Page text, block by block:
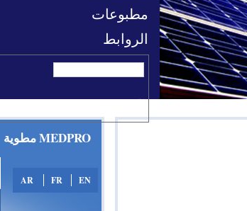
مطبوعات
الروابط
MEDPRO مطوية
EN
FR
AR